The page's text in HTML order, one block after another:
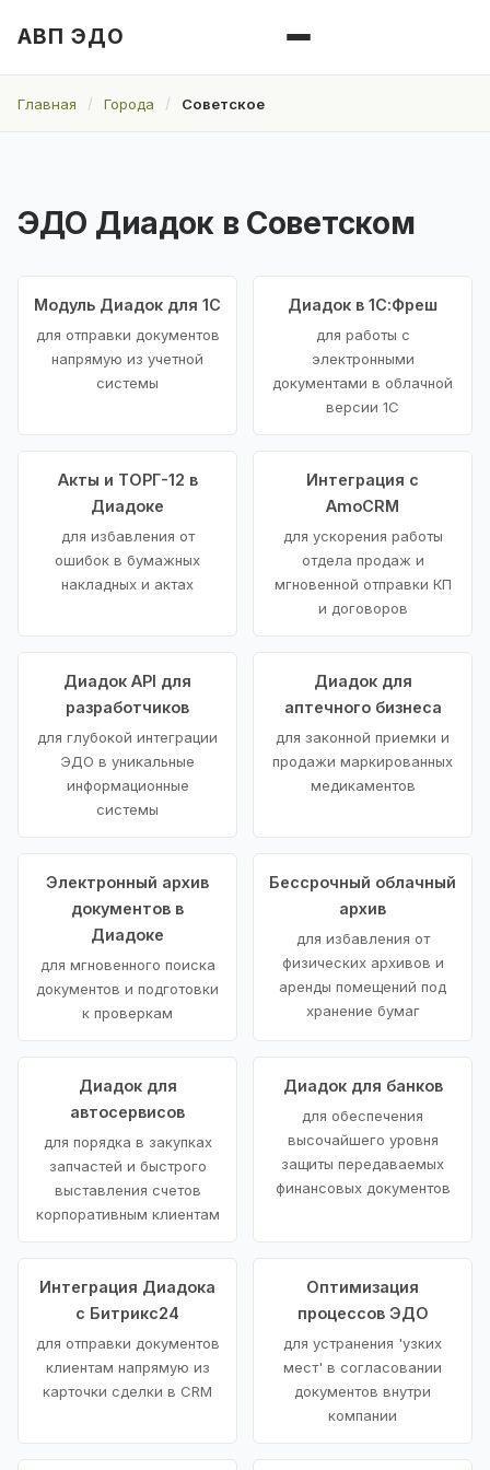
АВП ЭДО
Главная Города Советское
ЭДО Диадок в Советском
Модуль Диадок для 1С
для отправки документов
напрямую из учетной
системы
Диадок в 1С:Фреш
для работы с
электронными
документами в облачной
версии 1С
Акты и ТОРГ-12 в
Диадоке
для избавления от
ошибок в бумажных
накладных и актах
Интеграция с
AmoCRM
для ускорения работы
отдела продаж и
мгновенной отправки КП
и договоров
Диадок API для
разработчиков
для глубокой интеграции
ЭДО в уникальные
информационные
системы
Диадок для
аптечного бизнеса
для законной приемки и
продажи маркированных
медикаментов
Электронный архив
документов в
Диадоке
для мгновенного поиска
документов и подготовки
к проверкам
Бессрочный облачный
архив
для избавления от
физических архивов и
аренды помещений под
хранение бумаг
Диадок для
автосервисов
для порядка в закупках
запчастей и быстрого
выставления счетов
корпоративным клиентам
Диадок для банков
для обеспечения
высочайшего уровня
защиты передаваемых
финансовых документов
Интеграция Диадока
с Битрикс24
для отправки документов
клиентам напрямую из
карточки сделки в CRM
Оптимизация
процессов ЭДО
для устранения 'узких
мест' в согласовании
документов внутри
компании